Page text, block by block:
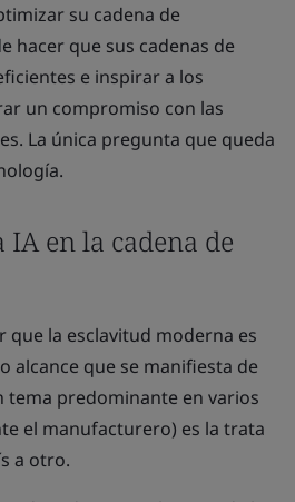
su cadena de
hacer que sus cadenas de
e inspirar a los
un compromiso con las
La única pregunta que queda
en la cadena de
que la esclavitud moderna es
alcance que se manifiesta de
tema predominante en varios
el manufacturero) es la trata
a otro.